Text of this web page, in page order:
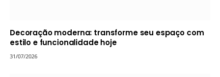
Decoração moderna: transforme seu espaço com
estilo e funcionalidade hoje
31/07/2026